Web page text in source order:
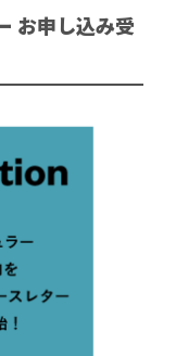
お申し込み受